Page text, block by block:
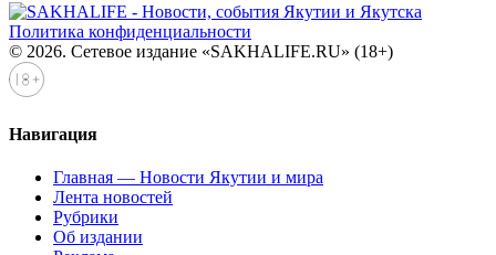
Политика конфиденциальности
© 2026. Сетевое издание «SAKHALIFE.RU» (18+)
Навигация
Главная — Новости Якутии и мира
Лента новостей
Рубрики
Об издании